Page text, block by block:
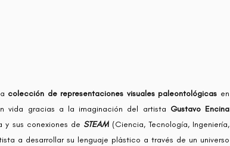
colección de representaciones visuales paleontológicas en
vida gracias a la imaginación del artista Gustavo Encina
sus conexiones de STEAM(Ciencia, Tecnología, Ingeniería,
a desarrollar su lenguaje plástico a través de un universo